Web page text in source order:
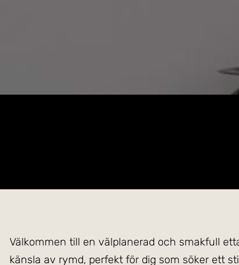
Välkommen till en välplanerad och smakfull
känsla av rymd, perfekt för dig som söker ett